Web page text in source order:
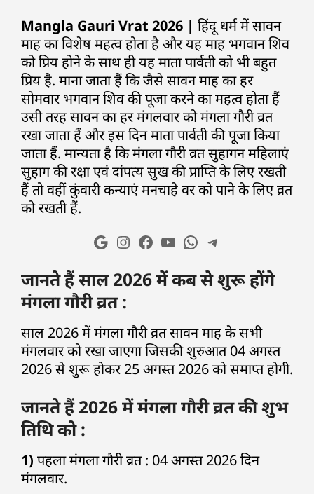
Mangla Gauri Vrat 2026 | हिंदू धर्म में सावन
माह का विशेष महत्व होता है और यह माह भगवान शिव
को प्रिय होने के साथ ही यह माता पार्वती को भी बहुत
प्रिय है. माना जाता हैं कि जैसे सावन माह का हर
सोमवार भगवान शिव की पूजा करने का महत्व होता हैं
उसी तरह सावन का हर मंगलवार को मंगला गौरी व्रत
रखा जाता हैं और इस दिन माता पार्वती की पूजा किया
जाता हैं. मान्यता है कि मंगला गौरी व्रत सुहागन महिलाएं
सुहाग की रक्षा एवं दांपत्य सुख की प्राप्ति के लिए रखती
हैं तो वहीं कुंवारी कन्याएं मनचाहे वर को पाने के लिए व्रत
को रखती हैं.
जानते हैं साल 2026 में कब से शुरू होंगे
मंगला गौरी व्रत :
साल 2026 में मंगला गौरी व्रत सावन माह के सभी
मंगलवार को रखा जाएगा जिसकी शुरुआत 04 अगस्त
2026 से शुरू होकर 25 अगस्त 2026 को समाप्त होगी.
जानते हैं 2026 में मंगला गौरी व्रत की शुभ
तिथि को :
1) पहला मंगला गौरी व्रत : 04 अगस्त 2026 दिन
मंगलवार.